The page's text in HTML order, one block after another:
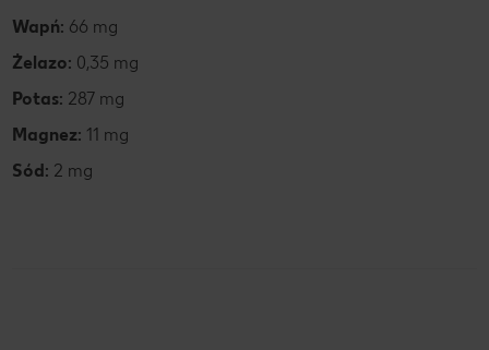
Wapń: 66 mg
Żelazo: 0,35 mg
Potas: 287 mg
Magnez: 11 mg
Sód: 2 mg